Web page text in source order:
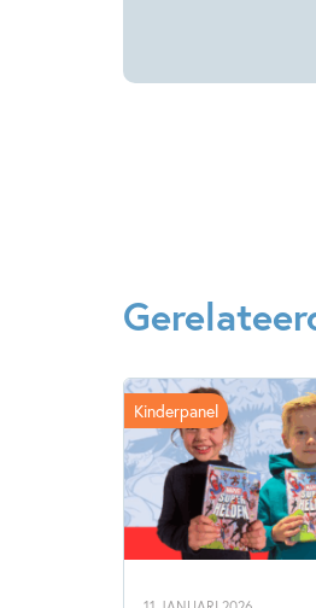
Kinderpanel